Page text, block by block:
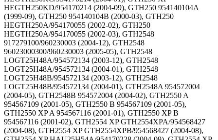
HEGTH250KD/954170214 (2004-09), GTH250 954140104A
(1999-09), GTH250 954140104B (2000-03), GTH250
HEGTH250A/954170055 (2002-02), GTH250
HEGTH250A/954170055 (2002-03), GTH2548
917279100/960230003 (2004-12), GTH2548
96023000300/960230003 (2005-05), GTH2548
LOGT25H48A/954572134 (2003-12), GTH2548
LOGT25H48A/954572134 (2004-01), GTH2548
LOGT25H48B/954572134 (2003-12), GTH2548
LOGT25H48B/954572134 (2004-01), GTH2548A 954572004
(2004-05), GTH2548B 954572004 (2004-02), GTH2550 A
954567109 (2001-05), GTH2550 B 954567109 (2001-05),
GTH2550 XP A 954567116 (2001-01), GTH2550 XP B
954567116 (2001-02), GTH2554 XP GTH2554XPA/954568427
(2004-08), GTH2554 XP GTH2554XPB/954568427 (2004-08),